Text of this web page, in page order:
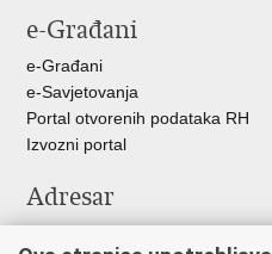
FacebookuTwitteru
e-Građani
e-Građani
e-Savjetovanja
Portal otvorenih podataka RH
Izvozni portal
Adresar